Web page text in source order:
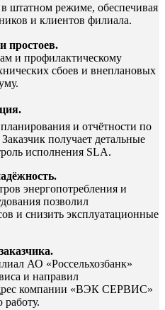
штатном режиме, обеспечивая
и клиентов филиала.
простоев.
и профилактическому
сбоев и внеплановых
и отчётности по
получает детальные
исполнения SLA.
энергопотребления и
позволил
и снизить эксплуатационные
АО «Россельхозбанк»
и направил
компании «ВЭК СЕРВИС»